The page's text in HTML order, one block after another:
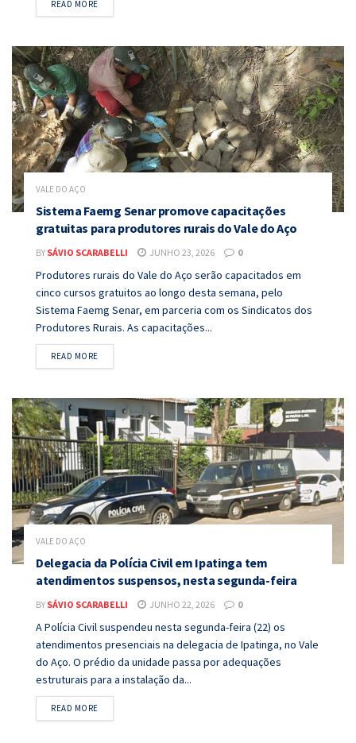
READ MOREDETAILS
VALE DO AÇO
Sistema Faemg Senar promove capacitações
gratuitas para produtores rurais do Vale do Aço
BY SÁVIO SCARABELLI JUNHO 23, 2026 0
Produtores rurais do Vale do Aço serão capacitados em
cinco cursos gratuitos ao longo desta semana, pelo
Sistema Faemg Senar, em parceria com os Sindicatos dos
Produtores Rurais. As capacitações...
READ MOREDETAILS
VALE DO AÇO
Delegacia da Polícia Civil em Ipatinga tem
atendimentos suspensos, nesta segunda-feira
BY SÁVIO SCARABELLI JUNHO 22, 2026 0
A Polícia Civil suspendeu nesta segunda-feira (22) os
atendimentos presenciais na delegacia de Ipatinga, no Vale
do Aço. O prédio da unidade passa por adequações
estruturais para a instalação da...
READ MOREDETAILS